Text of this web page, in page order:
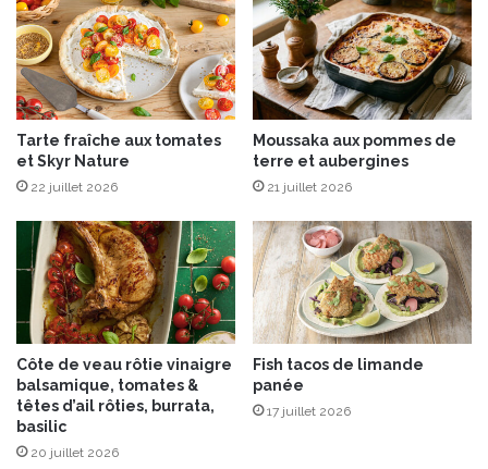
u
1
5
d
é
c
e
m
b
9
m
b
o
n
S
e
r
r
a
Tarte fraîche aux tomates
et Skyr Nature
22 juillet 2026
Moussaka aux pommes de
terre et aubergines
21 juillet 2026
Côte de veau rôtie vinaigre
balsamique, tomates &
têtes d’ail rôties, burrata,
basilic
20 juillet 2026
Fish tacos de limande
panée
17 juillet 2026